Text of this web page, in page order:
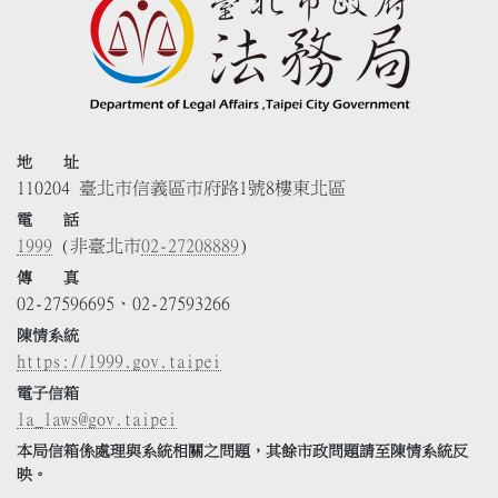
地 址
110204 臺北市信義區市府路1號8樓東北區
電 話
1999 (非臺北市02-27208889)
傳 真
02-27596695、02-27593266
陳情系統
https://1999.gov.taipei
電子信箱
la_laws@gov.taipei
本局信箱係處理與系統相關之問題，其餘市政問題請至陳情系統反
映。